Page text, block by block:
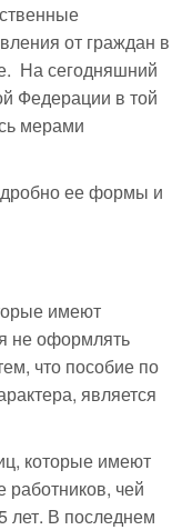
от граждан в
На сегодняшний
Федерации в той
мерами
ее формы и
имеют
не оформлять
что пособие по
является
которые имеют
работников, чей
лет. В последнем